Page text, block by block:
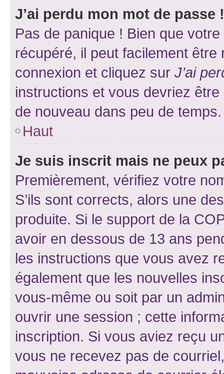
J’ai perdu mon mot de passe !
Pas de panique ! Bien que
récupéré, il peut facilement
connexion et cliquez sur J’ai
instructions et vous devriez
de nouveau dans peu de temps.
Haut
Je suis inscrit mais ne peux
Premièrement, vérifiez votre
S’ils sont corrects, alors une
produite. Si le support de la
avoir en dessous de 13 ans
les instructions que vous avez
également que les nouvelles
vous-même ou soit par un
ouvrir une session ; cette
inscription. Si vous aviez reçu
vous ne recevez pas de